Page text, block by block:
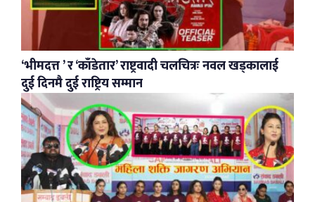
‘भीमदत्त ’ र ‘काँडेतार’ राष्ट्रवादी चलचित्रः नवल खड्कालाई
दुई दिनमै दुई राष्ट्रिय सम्मान